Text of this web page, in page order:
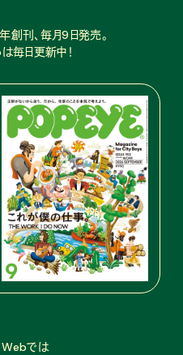
創刊、毎月9日発売。
毎日更新中！
Webでは